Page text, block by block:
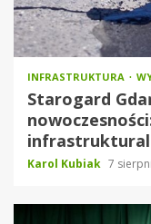
INFRASTRUKTURA
Starogard
Karol Kubiak 7